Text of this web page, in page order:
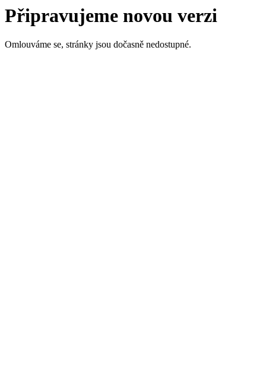
Připravujeme novou verzi
Omlouváme se, stránky jsou dočasně nedostupné.